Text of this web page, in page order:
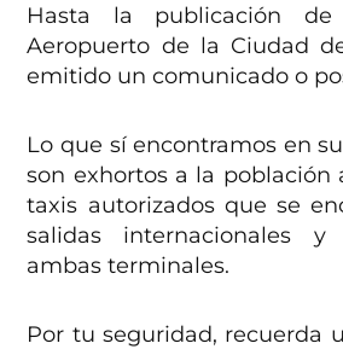
Hasta la publicación
Aeropuerto de la Ciudad
emitido un comunicado o
Lo que sí encontramos en
son exhortos a la población
taxis autorizados que se
salidas internacionales y
ambas terminales.
Por tu seguridad, recuerda